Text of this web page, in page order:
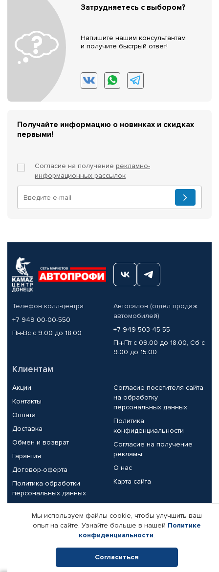
Затрудняетесь с выбором?
Напишите нашим консультантам
и получите быстрый ответ!
Получайте информацию о новинках и скидках
первыми!
Согласие на получение рекламно-
информационных рассылок
Телефон колл-центра
+7 949 00-00-550
Пн-Вс с 9.00 до 18.00
Автосалон (отдел продаж
автомобилей)
+7 949 503-45-55
Пн-Пт с 09.00 до 18.00, Сб с
9.00 до 15.00
Клиентам
Акции
Контакты
Оплата
Доставка
Обмен и возврат
Гарантия
Договор-оферта
Политика обработки
персональных данных
Согласие посетителя сайта
на обработку
персональных данных
Политика
конфиденциальности
Согласие на получение
рекламы
О нас
Карта сайта
Партнерам
Корпоративным клиентам
Поставщикам
Реквизиты компании
Мы используем файлы cookie, чтобы улучшить ваш
опыт на сайте. Узнайте больше в нашей Политике
конфиденциальности.
Согласиться